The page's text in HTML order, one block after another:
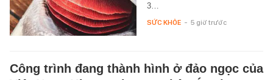
3…
SỨC KHỎE - 5 giờ trước
Công trình đang thành hình ở đảo ngọc của